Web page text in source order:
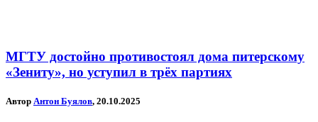
МГТУ достойно противостоял дома питерскому
«Зениту», но уступил в трёх партиях
Автор Антон Буялов, 20.10.2025